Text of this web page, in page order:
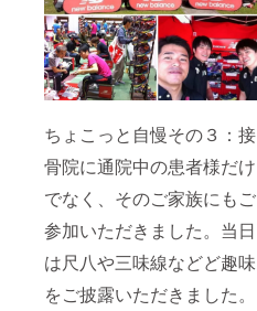
ちょこっと自慢その３：接
骨院に通院中の患者様だけ
でなく、そのご家族にもご
参加いただきました。当日
は尺八や三味線などど趣味
をご披露いただきました。